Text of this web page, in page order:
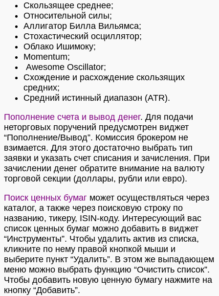
Скользящее среднее;
Относительной силы;
Аллигатор Билла Вильямса;
Стохастический осциллятор;
Облако Ишимоку;
Momentum;
Awesome Oscillator;
Схождение и расхождение скользящих
средних;
Средний истинный диапазон (ATR).
Пополнение счета и вывод денег. Для подачи
неторговых поручений предусмотрен виджет
“Пополнение/Вывод”. Комиссия брокером не
взимается. Для этого достаточно выбрать тип
заявки и указать счет списания и зачисления. При
зачислении денег обратите внимание на валюту
торговой секции (доллары, рубли или евро).
Поиск ценных бумаг может осуществляться через
каталог, а также через поисковую строку по
названию, тикеру, ISIN-коду. Интересующий вас
список ценных бумаг можно добавить в виджет
“Инструменты”. Чтобы удалить актив из списка,
кликните по нему правой кнопкой мыши и
выберите пункт “Удалить”. В этом же выпадающем
меню можно выбрать функцию “Очистить список”.
Чтобы добавить новую ценную бумагу нажмите на
кнопку “Добавить”.